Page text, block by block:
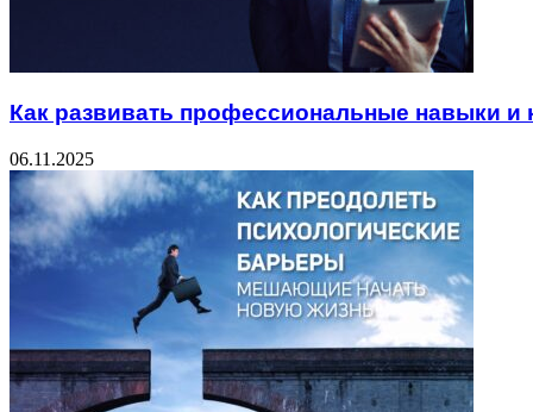
Как развивать профессиональные навыки и
06.11.2025